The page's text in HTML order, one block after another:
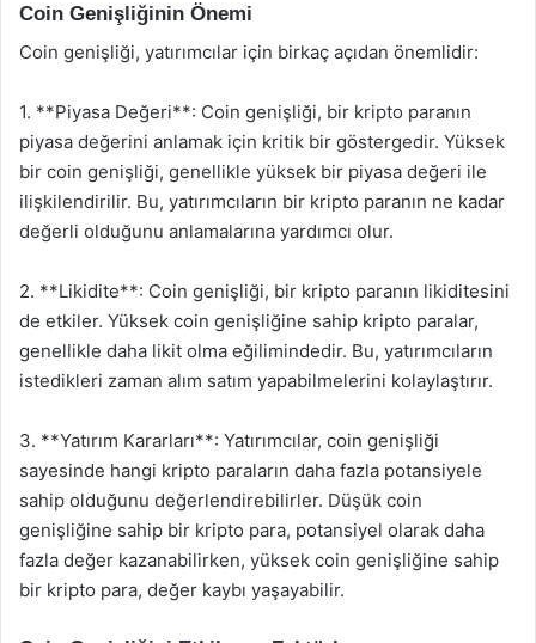
Coin Genişliğinin Önemi
Coin genişliği, yatırımcılar için birkaç açıdan önemlidir:
1. **Piyasa Değeri**: Coin genişliği, bir kripto paranın
piyasa değerini anlamak için kritik bir göstergedir. Yüksek
bir coin genişliği, genellikle yüksek bir piyasa değeri ile
ilişkilendirilir. Bu, yatırımcıların bir kripto paranın ne kadar
değerli olduğunu anlamalarına yardımcı olur.
2. **Likidite**: Coin genişliği, bir kripto paranın likiditesini
de etkiler. Yüksek coin genişliğine sahip kripto paralar,
genellikle daha likit olma eğilimindedir. Bu, yatırımcıların
istedikleri zaman alım satım yapabilmelerini kolaylaştırır.
3. **Yatırım Kararları**: Yatırımcılar, coin genişliği
sayesinde hangi kripto paraların daha fazla potansiyele
sahip olduğunu değerlendirebilirler. Düşük coin
genişliğine sahip bir kripto para, potansiyel olarak daha
fazla değer kazanabilirken, yüksek coin genişliğine sahip
bir kripto para, değer kaybı yaşayabilir.